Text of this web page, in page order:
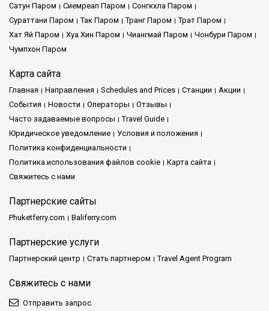
Сатун Паром
Сиемреап Паром
Сонгкхла Паром
Сураттани Паром
Так Паром Транг Паром
Трат Паром
Хат Яй Паром
Хуа Хин Паром Чиангмай Паром
Чонбури Паром
Чумпхон Паром
Карта сайта
Главная Направления Schedules and Prices Cтанции
Акции
События
Новости Операторы
Отзывы
Часто задаваемые вопросы
Travel Guide
Юридическое уведомление
Условия и положения
Политика конфиденциальности
Политика использования файлов cookie
Карта сайта
Свяжитесь с нами
Партнерские сайты
Phuketferry.com Baliferry.com
Партнерские услуги
Партнерский центр Стать партнером Travel Agent Program
Свяжитесь с нами
Отправить запрос